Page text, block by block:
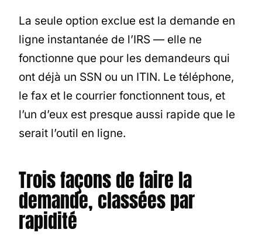
La seule option exclue est la demande en
ligne instantanée de l’IRS — elle ne
fonctionne que pour les demandeurs qui
ont déjà un SSN ou un ITIN. Le téléphone,
le fax et le courrier fonctionnent tous, et
l’un d’eux est presque aussi rapide que le
serait l’outil en ligne.
Trois façons de faire la
demande, classées par
rapidité